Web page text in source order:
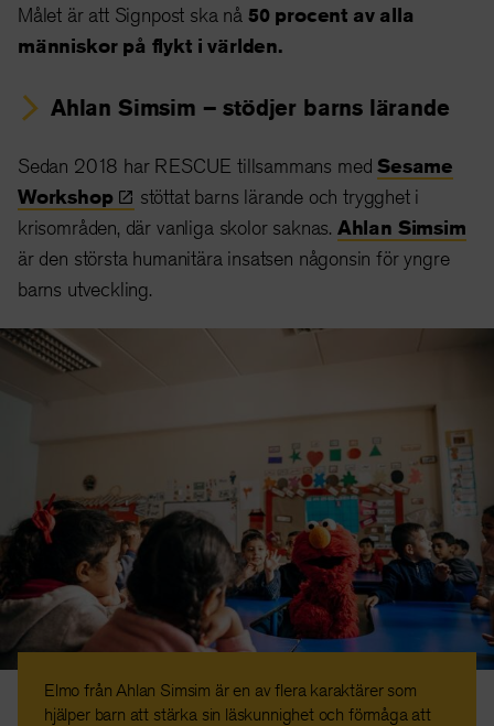
Målet är att Signpost ska nå 50 procent av alla
människor på flykt i världen.
Ahlan Simsim – stödjer barns lärande
Sedan 2018 har RESCUE tillsammans medSesame
Workshop
stöttat barns lärande och trygghet i
krisområden, där vanliga skolor saknas. Ahlan Simsim
är den största humanitära insatsen någonsin för yngre
barns utveckling.
Elmo från Ahlan Simsim är en av flera karaktärer som
hjälper barn att stärka sin läskunnighet och förmåga att